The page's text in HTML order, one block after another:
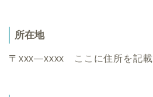
所在地
〒xxx―xxxx ここに住所を記載